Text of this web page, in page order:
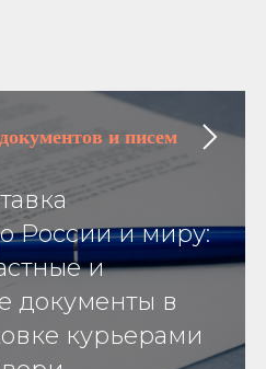
документов и писем
России и миру:
и
документы в
курьерами